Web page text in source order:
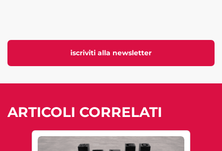
iscriviti alla newsletter
ARTICOLI CORRELATI